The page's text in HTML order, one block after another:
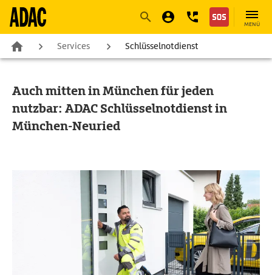
NavigationSuche
MENÜ
Services Schlüsselnotdienst
Auch mitten in München für jeden
nutzbar: ADAC Schlüsselnotdienst in
München-Neuried